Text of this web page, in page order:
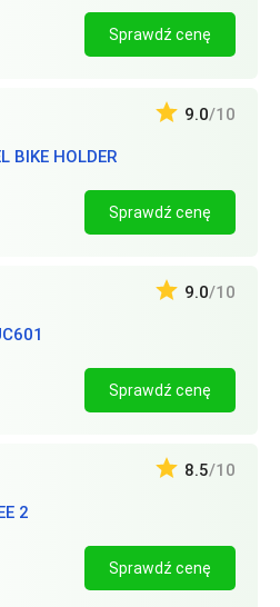
Sprawdź cenę
BIKE HOLDER
9.0/10
Sprawdź cenę
9.0/10
Sprawdź cenę
2
8.5/10
Sprawdź cenę